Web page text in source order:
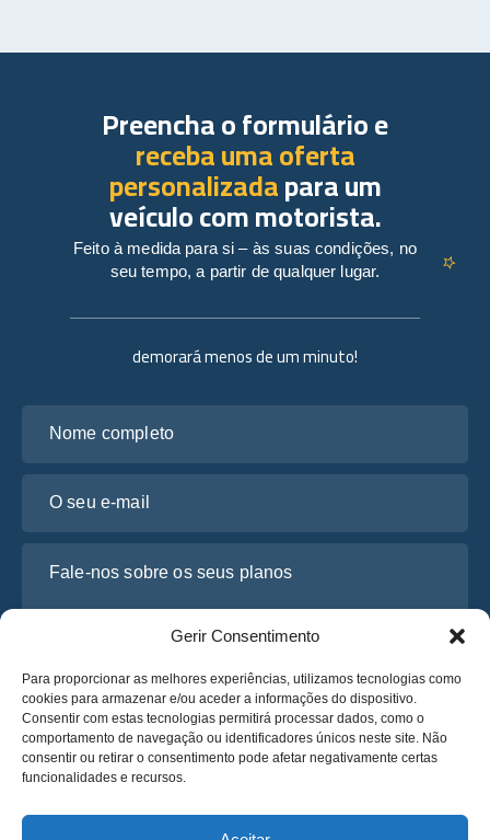
Gerir Consentimento
Para proporcionar as melhores experiências, utilizamos tecnologias como
cookies para armazenar e/ou aceder a informações do dispositivo.
Consentir com estas tecnologias permitirá processar dados, como o
comportamento de navegação ou identificadores únicos neste site. Não
consentir ou retirar o consentimento pode afetar negativamente certas
funcionalidades e recursos.
demorará menos de um minuto!
Li e concordo com a
Obtenha um Orçamento
Preencha o formulário e
receba uma oferta
personalizadapara um
veículo com motorista.
Feito à medida para si – às suas condições, no
seu tempo, a partir de qualquer lugar.